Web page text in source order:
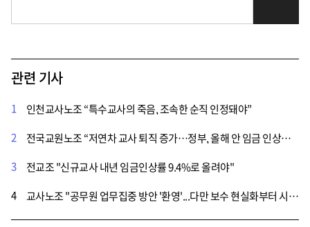
관련 기사
1
인천교사노조 “특수교사의 죽음, 조속한 순직 인정돼야”
2
전국교원노조 “저연차 교사 퇴직 증가…정부, 올해 안 임금 인상해야”
3
전교조 "신규교사 내년 임금인상률 9.4%로 올려야"
4
교사노조 "공무원 업무집중 방안 '환영'...다만 보수 현실화부터 시행 필요"